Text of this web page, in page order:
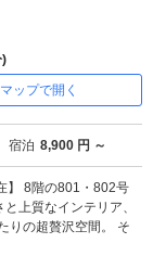
)
ップで開く
宿泊 8,900 円 ～
】 8階の801・802号
上質なインテリア、
りの超贅沢空間。 そ